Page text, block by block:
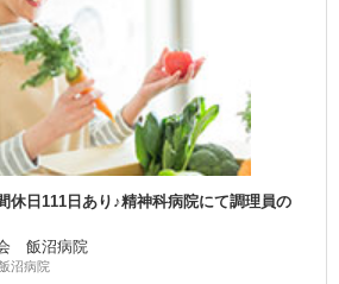
休日111日あり♪精神科病院にて調理員の
飯沼病院
沼病院